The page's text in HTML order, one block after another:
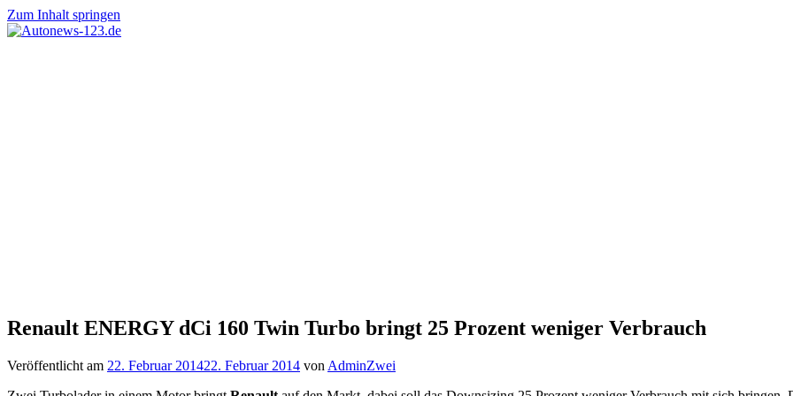
Zum Inhalt springen
Renault ENERGY dCi 160 Twin Turbo bringt 25 Prozent weniger Verbrauch
Veröffentlicht am 22. Februar 201422. Februar 2014 von AdminZwei